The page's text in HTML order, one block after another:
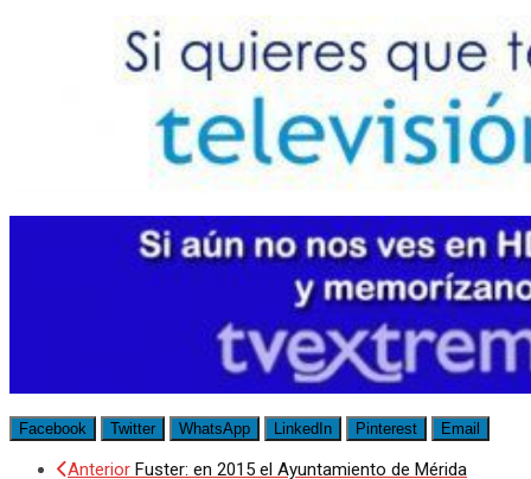
Facebook Twitter WhatsApp LinkedIn Pinterest Email
Anterior Fuster: en 2015 el Ayuntamiento de Mérida